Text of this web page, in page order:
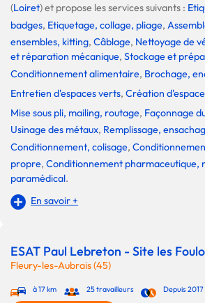
(Loiret) et propose les services suivants :
badges, Etiquetage, collage, pliage,
ensembles, kitting, Câblage, Nettoyage de
et réparation mécanique, Stockage et
Conditionnement alimentaire, Brochage,
Entretien d'espaces verts, Création
Mise sous pli, mailing, routage, Façonnage
Usinage des métaux, Remplissage,
Conditionnement, colisage,
propre, Conditionnement pharmaceutique,
paramédical.
En savoir +
ESAT Paul Lebreton - Site les
Fleury-les-Aubrais (45)
à 17 km 25 travailleurs Depuis 2017